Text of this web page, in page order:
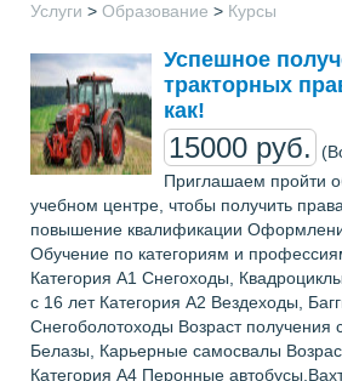
Услуги > Образование > Курсы
Успешное
тракторных
как!
15000 руб.
Приглашаем пройти
учебном центре, чтобы получить
повышение квалификации
Обучение по категориям и
Категория А1 Снегоходы,
с 16 лет Категория А2 Вездеходы,
Снегоболотоходы Возраст получения
Белазы, Карьерные самосвалы
Категория А4 Перонные